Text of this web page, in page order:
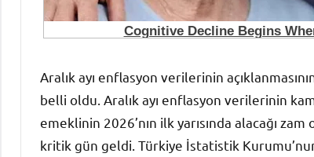
Aralık ayı enflasyon verilerinin
belli oldu. Aralık ayı enflasyon verilerinin
emeklinin 2026’nın ilk yarısında alacağı
kritik gün geldi. Türkiye İstatistik Kurumu’nun